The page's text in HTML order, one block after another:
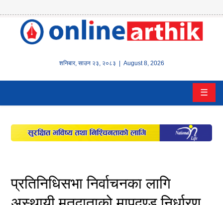
शनिबार, साउन २३, २०८३ | August 8, 2026
होम
वित्त
इन्स्योरेन्स
पूँजीबजार
अटो
☰
प्रतिनिधिसभा निर्वाचनका लागि